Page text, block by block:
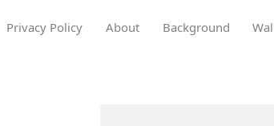
Privacy Policy About Background